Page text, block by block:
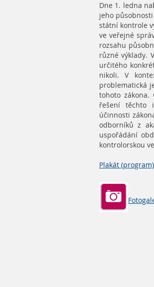
Dne 1. ledna
jeho
státní kontrole
ve veřejné
rozsahu
různé výklady.
určitého
nikoli. V
problematická
tohoto zákona.
řešení těchto
účinnosti
odborníků z
uspořádání
kontrolorskou
Plakát (program)